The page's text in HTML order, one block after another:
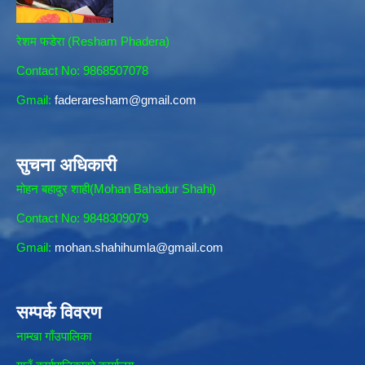
रेशम फडेरा (Resham Phadera)
Contact No: 9868507078
Gmail: faderaresham@gmail.com
सुचना अधिकारी
मोहन बहादुर शाही(Mohan Bahadur Shahi)
Contact No: 9848309079
Gmail: mohan.shahihumla@gmail.com
सम्पर्क विवरण
नाम्खा गाँउपालिका